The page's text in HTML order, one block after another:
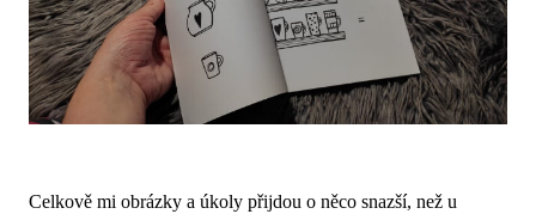
Celkově mi obrázky a úkoly přijdou o něco snazší, než u